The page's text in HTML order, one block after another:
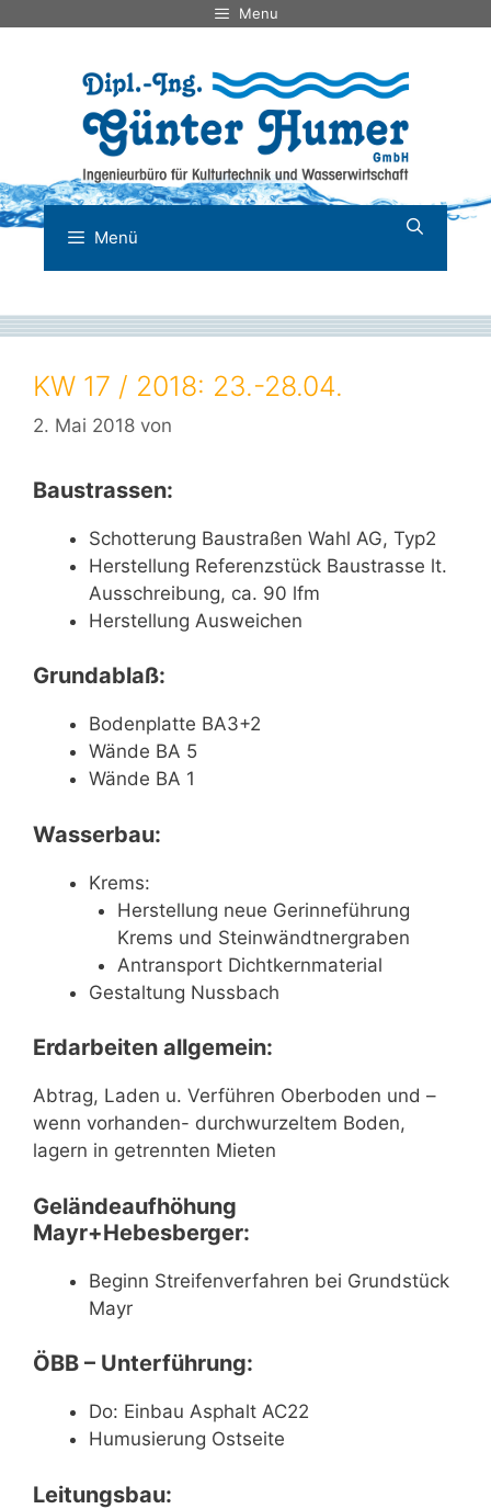
Menu
Menü
KW 17 / 2018: 23.-28.04.
2. Mai 2018 von
Baustrassen:
Schotterung Baustraßen Wahl AG, Typ2
Herstellung Referenzstück Baustrasse lt.
Ausschreibung, ca. 90 lfm
Herstellung Ausweichen
Grundablaß:
Bodenplatte BA3+2
Wände BA 5
Wände BA 1
Wasserbau:
Krems:
Herstellung neue Gerinneführung
Krems und Steinwändtnergraben
Antransport Dichtkernmaterial
Gestaltung Nussbach
Erdarbeiten allgemein:
Abtrag, Laden u. Verführen Oberboden und –
wenn vorhanden- durchwurzeltem Boden,
lagern in getrennten Mieten
Geländeaufhöhung
Mayr+Hebesberger:
Beginn Streifenverfahren bei Grundstück
Mayr
ÖBB – Unterführung:
Do: Einbau Asphalt AC22
Humusierung Ostseite
Leitungsbau: